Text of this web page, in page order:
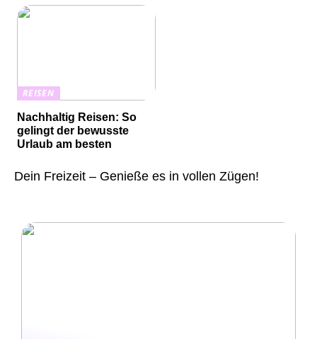
REISEN
Nachhaltig Reisen: So
gelingt der bewusste
Urlaub am besten
Dein Freizeit – Genieße es in vollen Zügen!